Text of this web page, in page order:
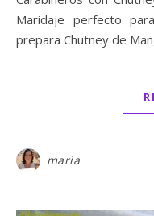
Maridaje perfecto
prepara Chutney de
maria